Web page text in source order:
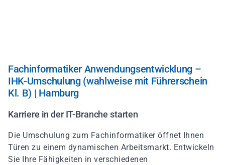
Fachinformatiker Anwendungsentwicklung –
IHK-Umschulung (wahlweise mit Führerschein
Kl. B) | Hamburg
Karriere in der IT-Branche starten
Die Umschulung zum Fachinformatiker öffnet Ihnen
Türen zu einem dynamischen Arbeitsmarkt. Entwickeln
Sie Ihre Fähigkeiten in verschiedenen